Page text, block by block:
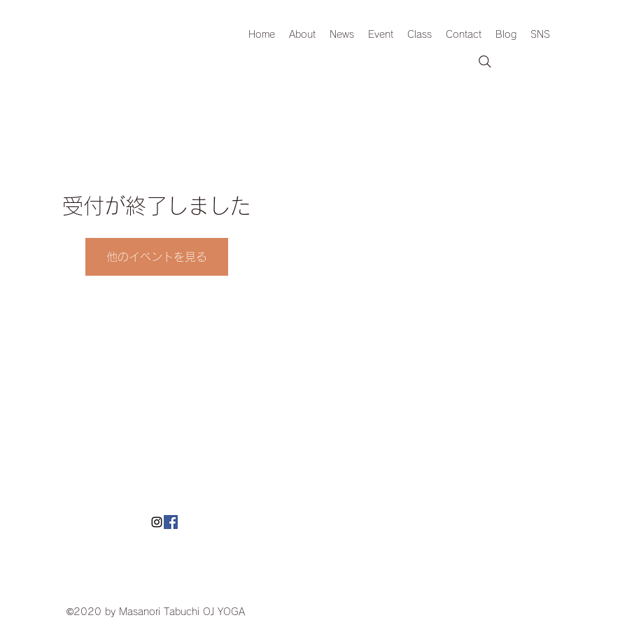
Home About News Event Class Contact Blog SNS
受付が終了しました
他のイベントを見る
©2020 by Masanori Tabuchi OJ YOGA